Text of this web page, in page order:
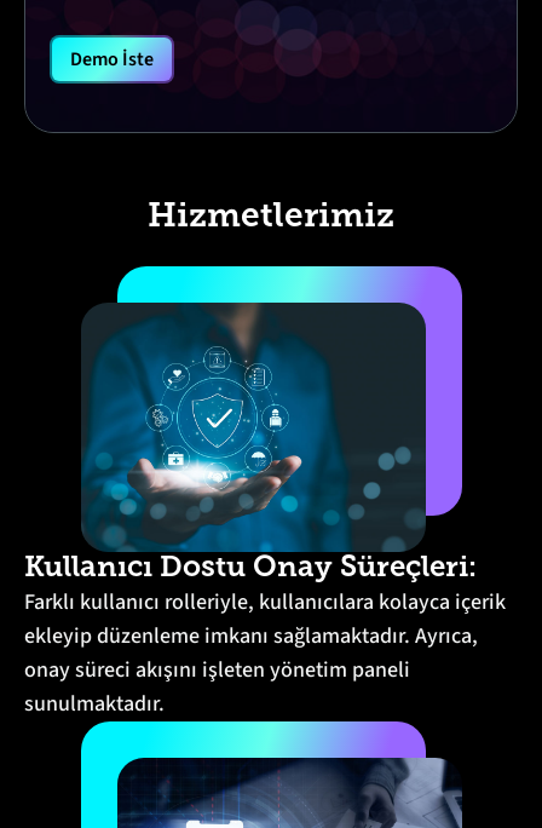
Demo İste
Hizmetlerimiz
Kullanıcı Dostu Onay Süreçleri:
Farklı kullanıcı rolleriyle, kullanıcılara kolayca içerik
ekleyip düzenleme imkanı sağlamaktadır. Ayrıca,
onay süreci akışını işleten yönetim paneli
sunulmaktadır.